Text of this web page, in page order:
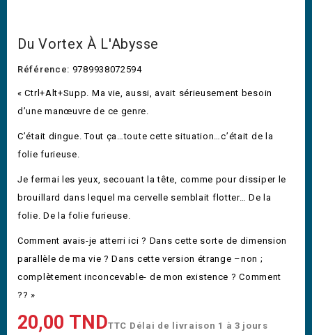
Du Vortex À L'Abysse
Référence: 9789938072594
« Ctrl+Alt+Supp. Ma vie, aussi, avait sérieusement besoin
d’une manœuvre de ce genre.
C’était dingue. Tout ça…toute cette situation…c’était de la
folie furieuse.
Je fermai les yeux, secouant la tête, comme pour dissiper le
brouillard dans lequel ma cervelle semblait flotter… De la
folie. De la folie furieuse.
Comment avais-je atterri ici ? Dans cette sorte de dimension
parallèle de ma vie ? Dans cette version étrange –non ;
complètement inconcevable- de mon existence ? Comment
?? »
20,00 TNDTTC Délai de livraison 1 à 3 jours